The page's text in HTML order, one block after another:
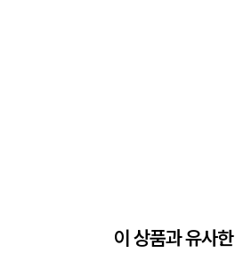
이 상품과 유사한